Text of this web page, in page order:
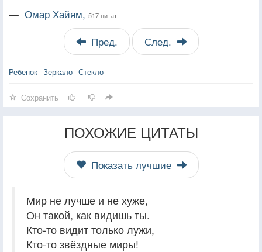
— Омар Хайям, 517 цитат
Пред. След.
Ребенок Зеркало Стекло
Сохранить
ПОХОЖИЕ ЦИТАТЫ
Показать лучшие
Мир не лучше и не хуже,
Он такой, как видишь ты.
Кто-то видит только лужи,
Кто-то звёздные миры!